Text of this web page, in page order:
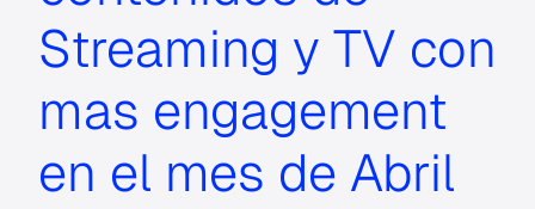
Streaming y TV con
mas engagement
en el mes de Abril